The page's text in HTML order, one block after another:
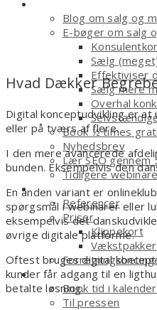
Blog om salg og
E-bøger om salg
Sælg
Effektiviser
Sælg mere
Overhal
Book ½ times
Nyhedsbrev
Lær SEO gennem
Tidligere
Om
Referencer
Priser
Klippekort
Vækstpakker
Kontakt
Book tid i
Til pressen
Hvad Dækker
Digital konceptudvikling er
eller på tværs af flere.
I den mere avancerede
bunden. Eksempelvis den
En anden variant er
spørgsmål i webinarer eller
eksempelvis det
øvrige digitale platforme.
Oftest bruges digital
kunder får adgang til en
betalte løsning.